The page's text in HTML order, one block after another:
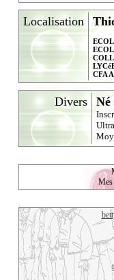
Localisation
CFA
Divers Né
Mes